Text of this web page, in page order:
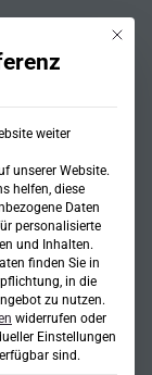
Mit
weiter
unserer Website.
helfen, diese
Daten
personalisierte
und Inhalten.
finden Sie in
in die
zu nutzen.
widerrufen oder
Einstellungen
sind.